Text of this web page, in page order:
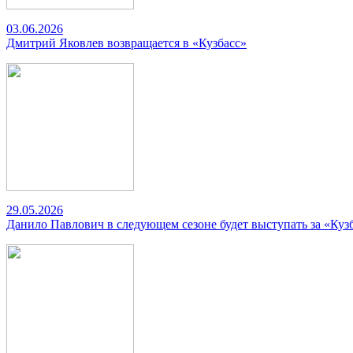
03.06.2026
Дмитрий Яковлев возвращается в «Кузбасс»
29.05.2026
Данило Павлович в следующем сезоне будет выступать за